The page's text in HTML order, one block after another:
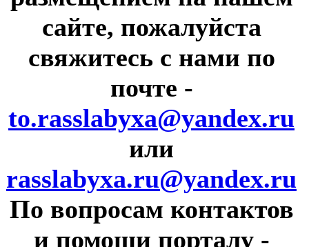
сайте, пожалуйста
свяжитесь с нами по
почте -
to.rasslabyxa@yandex.ru
или
rasslabyxa.ru@yandex.ru
По вопросам контактов
и помощи порталу -